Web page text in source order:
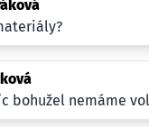
bohužel nemáme